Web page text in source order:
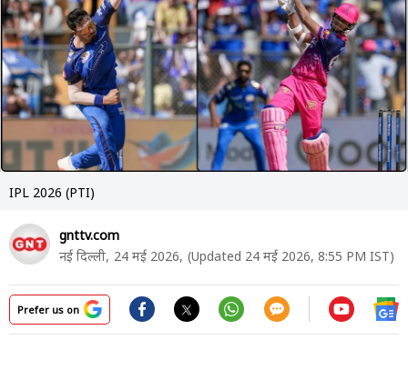
IPL 2026 (PTI)
gnttv.com
नई दिल्ली, 24 मई 2026, (Updated 24 मई 2026, 8:55 PM IST)
Prefer us on